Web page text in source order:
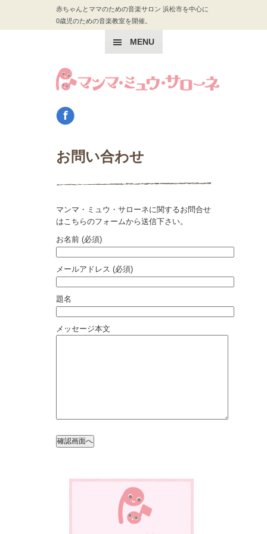
赤ちゃんとママのための音楽サロン 浜松市を中心に
0歳児のための音楽教室を開催。
MENU
お問い合わせ
マンマ・ミュウ・サローネに関するお問合せ
はこちらのフォームから送信下さい。
お名前 (必須)
メールアドレス (必須)
題名
メッセージ本文